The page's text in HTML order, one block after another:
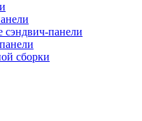
сэндвич-панели
сборки